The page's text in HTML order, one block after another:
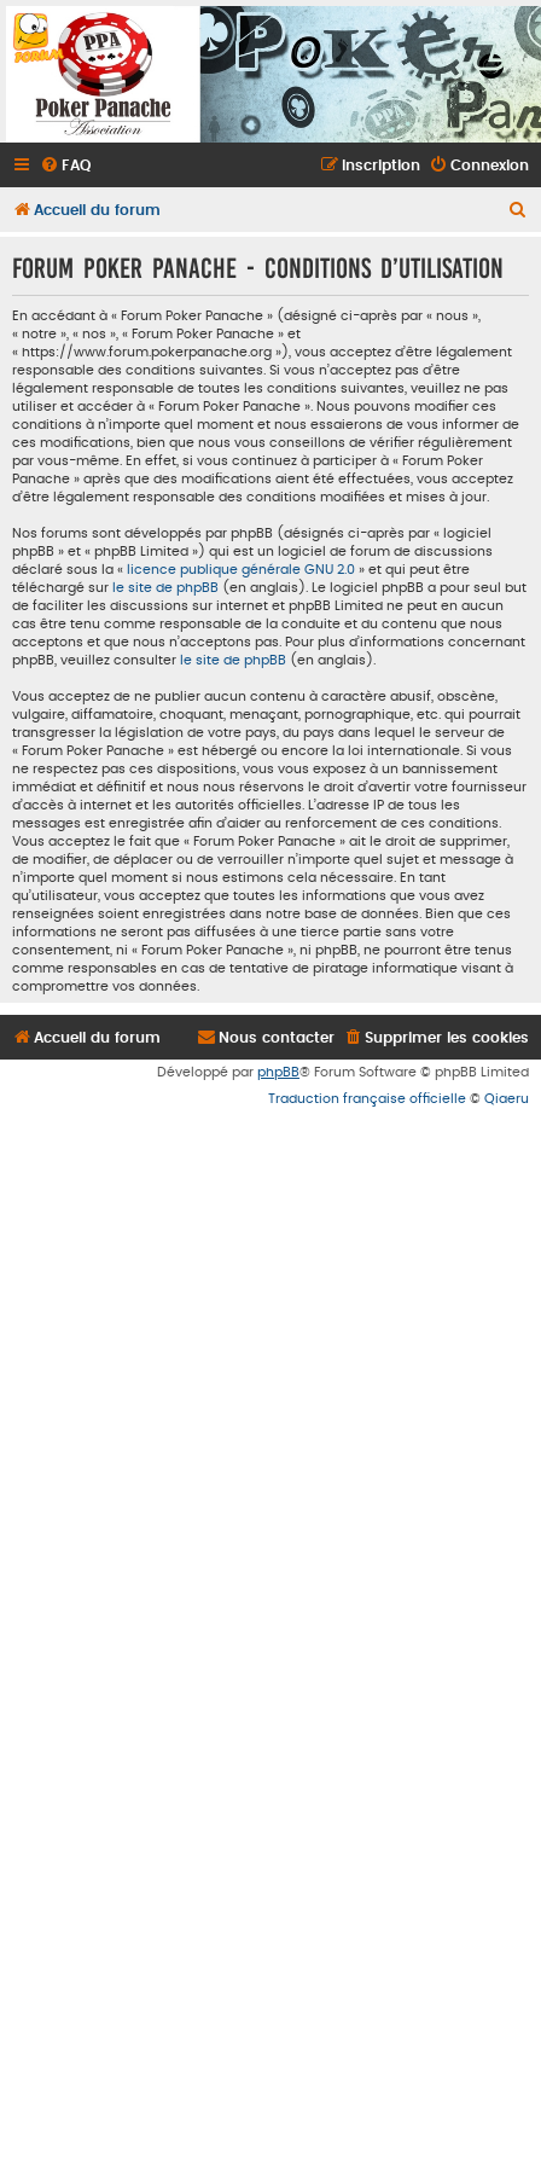
FAQ Connexion
Inscription
Accueil du forum
Forum Poker Panache - Conditions d’utilisation
En accédant à « Forum Poker Panache » (désigné ci-après par « nous »,
« notre », « nos », « Forum Poker Panache » et
« https://www.forum.pokerpanache.org »), vous acceptez d’être légalement
responsable des conditions suivantes. Si vous n’acceptez pas d’être
légalement responsable de toutes les conditions suivantes, veuillez ne pas
utiliser et accéder à « Forum Poker Panache ». Nous pouvons modifier ces
conditions à n’importe quel moment et nous essaierons de vous informer de
ces modifications, bien que nous vous conseillons de vérifier régulièrement
par vous-même. En effet, si vous continuez à participer à « Forum Poker
Panache » après que des modifications aient été effectuées, vous acceptez
d’être légalement responsable des conditions modifiées et mises à jour.
Nos forums sont développés par phpBB (désignés ci-après par « logiciel
phpBB » et « phpBB Limited ») qui est un logiciel de forum de discussions
déclaré sous la « licence publique générale GNU 2.0 » et qui peut être
téléchargé sur le site de phpBB (en anglais). Le logiciel phpBB a pour seul but
de faciliter les discussions sur internet et phpBB Limited ne peut en aucun
cas être tenu comme responsable de la conduite et du contenu que nous
acceptons et que nous n’acceptons pas. Pour plus d’informations concernant
phpBB, veuillez consulter le site de phpBB (en anglais).
Vous acceptez de ne publier aucun contenu à caractère abusif, obscène,
vulgaire, diffamatoire, choquant, menaçant, pornographique, etc. qui pourrait
transgresser la législation de votre pays, du pays dans lequel le serveur de
« Forum Poker Panache » est hébergé ou encore la loi internationale. Si vous
ne respectez pas ces dispositions, vous vous exposez à un bannissement
immédiat et définitif et nous nous réservons le droit d’avertir votre fournisseur
d’accès à internet et les autorités officielles. L’adresse IP de tous les
messages est enregistrée afin d’aider au renforcement de ces conditions.
Vous acceptez le fait que « Forum Poker Panache » ait le droit de supprimer,
de modifier, de déplacer ou de verrouiller n’importe quel sujet et message à
n’importe quel moment si nous estimons cela nécessaire. En tant
qu’utilisateur, vous acceptez que toutes les informations que vous avez
renseignées soient enregistrées dans notre base de données. Bien que ces
informations ne seront pas diffusées à une tierce partie sans votre
consentement, ni « Forum Poker Panache », ni phpBB, ne pourront être tenus
comme responsables en cas de tentative de piratage informatique visant à
compromettre vos données.
Accueil du forum Supprimer les cookies
Nous contacter
Développé par phpBB® Forum Software © phpBB Limited
Traduction française officielle © Qiaeru